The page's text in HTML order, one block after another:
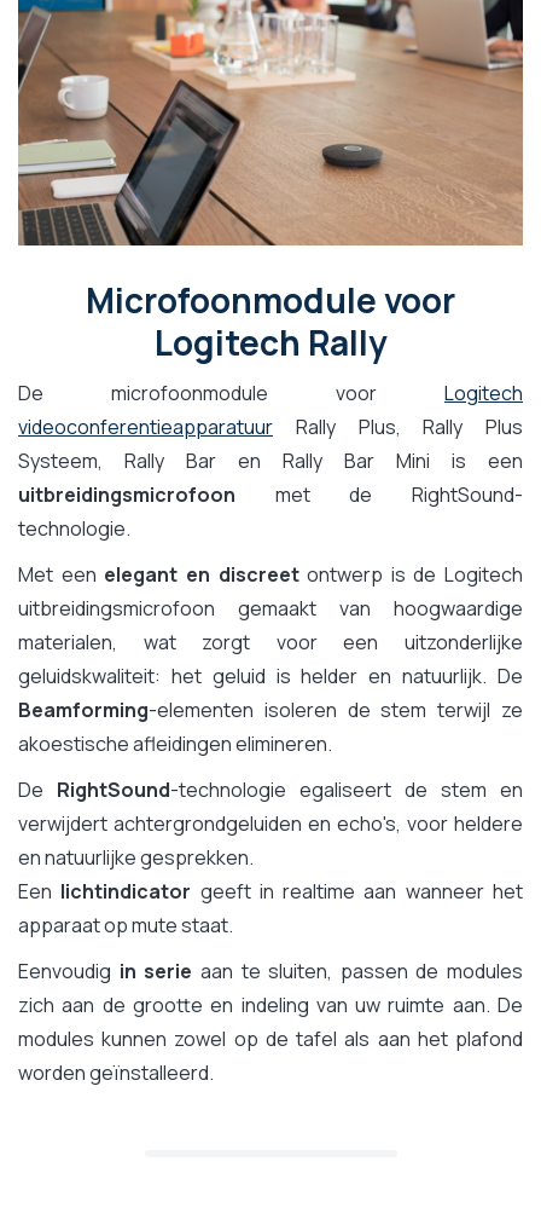
Microfoonmodule voor
Logitech Rally
De microfoonmodule voor Logitech
videoconferentieapparatuur Rally Plus, Rally Plus
Systeem, Rally Bar en Rally Bar Mini is een
uitbreidingsmicrofoon met de RightSound-
technologie.
Met een elegant en discreetontwerp is de Logitech
uitbreidingsmicrofoon gemaakt van hoogwaardige
materialen, wat zorgt voor een uitzonderlijke
geluidskwaliteit: het geluid is helder en natuurlijk. De
Beamforming-elementen isoleren de stem terwijl ze
akoestische afleidingen elimineren.
De RightSound-technologie egaliseert de stem en
verwijdert achtergrondgeluiden en echo's, voor heldere
en natuurlijke gesprekken.
Een lichtindicator geeft in realtime aan wanneer het
apparaat op mute staat.
Eenvoudig in serie aan te sluiten, passen de modules
zich aan de grootte en indeling van uw ruimte aan. De
modules kunnen zowel op de tafel als aan het plafond
worden geïnstalleerd.